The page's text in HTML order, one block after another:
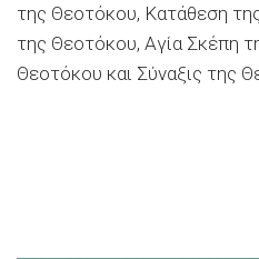
της Θεοτόκου, Κατάθεση
της Θεοτόκου, Αγία Σκέπη
Θεοτόκου και Σύναξις της